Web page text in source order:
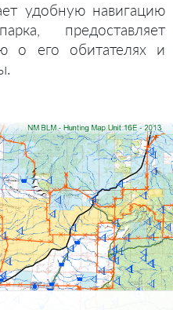
удобную навигацию
предоставляет
о его обитателях и